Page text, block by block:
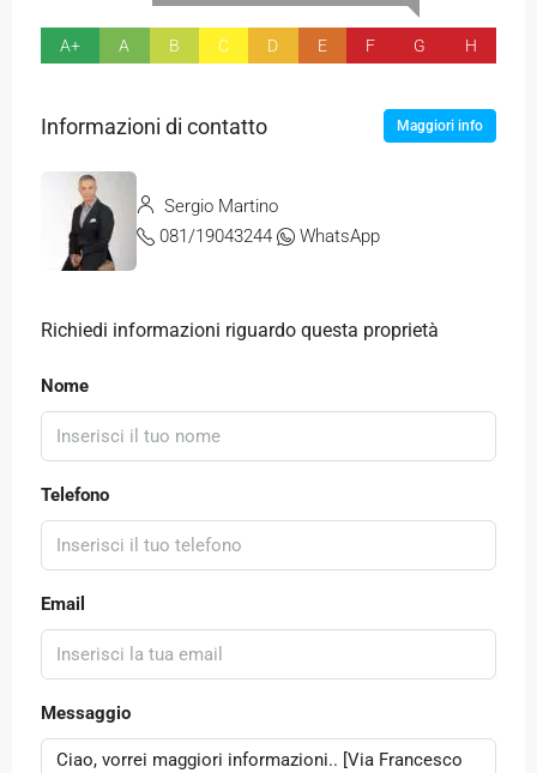
A+ A B C D E F G H
Informazioni di contatto Maggiori info
Sergio Martino
081/19043244
WhatsApp
Richiedi informazioni riguardo questa proprietà
Nome
Telefono
Email
Messaggio